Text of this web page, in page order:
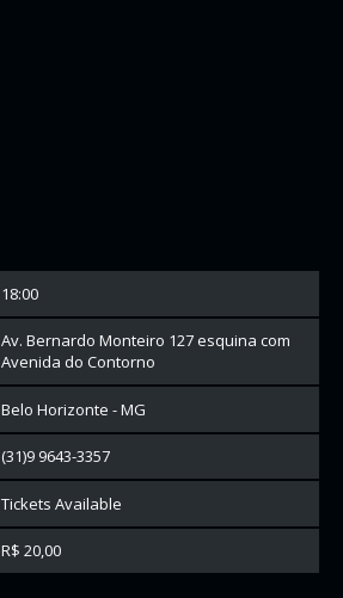
18:00
Av. Bernardo Monteiro 127 esquina com
Avenida do Contorno
Belo Horizonte - MG
(31)9 9643-3357
Tickets Available
R$ 20,00